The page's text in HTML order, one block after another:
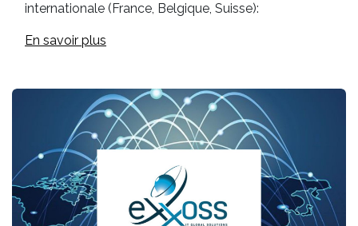
internationale (France, Belgique, Suisse):
En savoir plus